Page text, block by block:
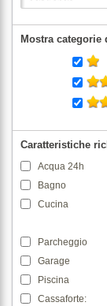
Mostra categorie
Caratteristiche
Acqua 24h
Bagno
Cucina
Parcheggio
Garage
Piscina
Cassaforte: